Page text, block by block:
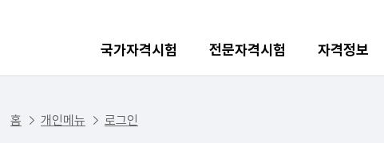
국가자격시험 전문자격시험 자격정보
홈 개인메뉴 로그인